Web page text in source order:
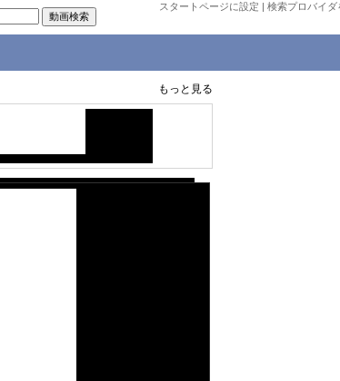
スタートページに設定 | 検索プロバイダ
もっと見る